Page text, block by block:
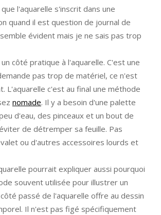
l'aquarelle s'inscrit dans une
quand il est question de journal de
évident mais je ne sais pas trop
un côté pratique à l'aquarelle. C'est une
pas trop de matériel, ce n'est
L'aquarelle c'est au final une méthode
nomade. Il y a besoin d'une palette
d'eau, des pinceaux et un bout de
de détremper sa feuille. Pas
ou d'autres accessoires lourds et
pourrait expliquer aussi pourquoi
souvent utilisée pour illustrer un
passé de l'aquarelle offre au dessin
Il n'est pas figé spécifiquement